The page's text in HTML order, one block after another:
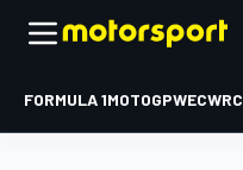
FORMULA 1MOTOGPWECWRC